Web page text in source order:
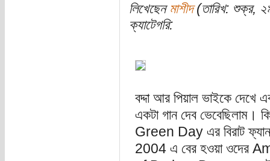
লিখেছেন মাশীদ(তারিখ: শুক্র,
ক্যাটেগরি:
বদ্দা আর পিয়াল ভাইকে দেখে
একটা গান দেব ভেবেছিলাম।
Green Day এর বিরাট
2004 এ বের হওয়া ওদের